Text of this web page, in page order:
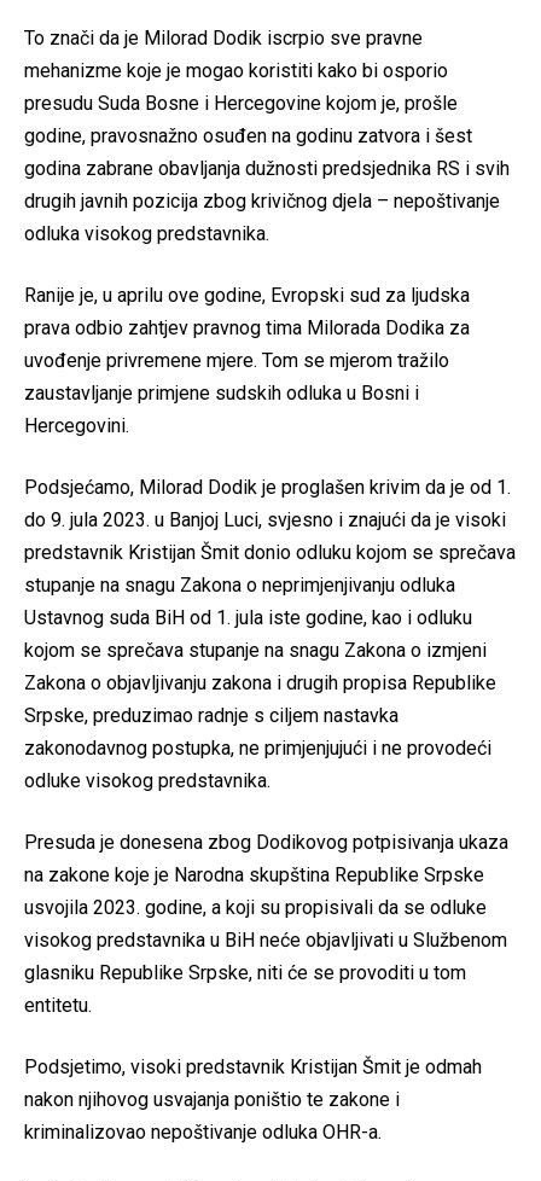
To znači da je Milorad Dodik iscrpio sve pravne
mehanizme koje je mogao koristiti kako bi osporio
presudu Suda Bosne i Hercegovine kojom je, prošle
godine, pravosnažno osuđen na godinu zatvora i šest
godina zabrane obavljanja dužnosti predsjednika RS i svih
drugih javnih pozicija zbog krivičnog djela – nepoštivanje
odluka visokog predstavnika.
Ranije je, u aprilu ove godine, Evropski sud za ljudska
prava odbio zahtjev pravnog tima Milorada Dodika za
uvođenje privremene mjere. Tom se mjerom tražilo
zaustavljanje primjene sudskih odluka u Bosni i
Hercegovini.
Podsjećamo, Milorad Dodik je proglašen krivim da je od 1.
do 9. jula 2023. u Banjoj Luci, svjesno i znajući da je visoki
predstavnik Kristijan Šmit donio odluku kojom se sprečava
stupanje na snagu Zakona o neprimjenjivanju odluka
Ustavnog suda BiH od 1. jula iste godine, kao i odluku
kojom se sprečava stupanje na snagu Zakona o izmjeni
Zakona o objavljivanju zakona i drugih propisa Republike
Srpske, preduzimao radnje s ciljem nastavka
zakonodavnog postupka, ne primjenjujući i ne provodeći
odluke visokog predstavnika.
Presuda je donesena zbog Dodikovog potpisivanja ukaza
na zakone koje je Narodna skupština Republike Srpske
usvojila 2023. godine, a koji su propisivali da se odluke
visokog predstavnika u BiH neće objavljivati u Službenom
glasniku Republike Srpske, niti će se provoditi u tom
entitetu.
Podsjetimo, visoki predstavnik Kristijan Šmit je odmah
nakon njihovog usvajanja poništio te zakone i
kriminalizovao nepoštivanje odluka OHR-a.